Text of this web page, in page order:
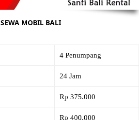
SEWA MOBIL BALI
4 Penumpang
24 Jam
Rp 375.000
Rp 400.000